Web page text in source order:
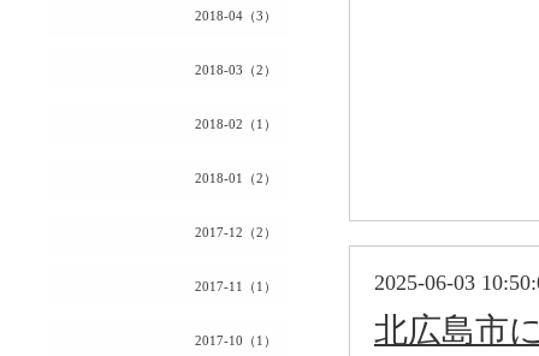
2018-04（3）
2018-03（2）
2018-02（1）
2018-01（2）
2017-12（2）
2017-11（1）
2017-10（1）
2025-06-03
北広島市